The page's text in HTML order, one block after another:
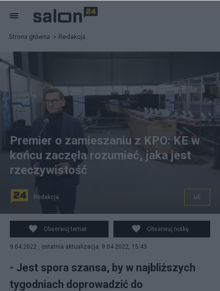
Strona główna Redakcja
fot. PAP/Rafał Guz
Premier o zamieszaniu z KPO: KE w
końcu zaczęła rozumieć, jaka jest
rzeczywistość
Redakcja UE
Obserwuj temat Obserwuj notkę
9.04.2022 , ostatnia aktualizacja: 9.04.2022, 15:43
- Jest spora szansa, by w najbliższych
tygodniach doprowadzić do